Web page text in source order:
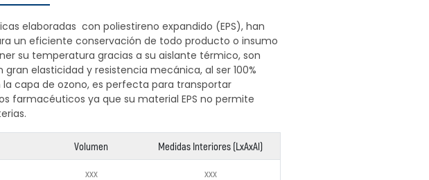
elaboradas con poliestireno expandido (EPS), han
un eficiente conservación de todo producto o insumo
su temperatura gracias a su aislante térmico, son
gran elasticidad y resistencia mecánica, al ser 100%
capa de ozono, es perfecta para transportar
farmacéuticos ya que su material EPS no permite
Volumen Medidas Interiores (LxAxAl)
xxx xxx